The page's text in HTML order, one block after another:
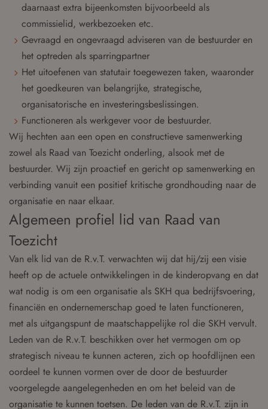
daarnaast extra bijeenkomsten bijvoorbeeld als
commissielid, werkbezoeken etc.
Gevraagd en ongevraagd adviseren van de bestuurder en
het optreden als sparringpartner
Het uitoefenen van statutair toegewezen taken, waaronder
het goedkeuren van belangrijke, strategische,
organisatorische en investeringsbeslissingen.
Functioneren als werkgever voor de bestuurder.
Wij hechten aan een open en constructieve samenwerking
zowel als Raad van Toezicht onderling, alsook met de
bestuurder. Wij zijn proactief en gericht op samenwerking en
verbinding vanuit een positief kritische grondhouding naar de
organisatie en naar elkaar.
Algemeen profiel lid van Raad van
Toezicht
Van elk lid van de R.v.T. verwachten wij dat hij/zij een visie
heeft op de actuele ontwikkelingen in de kinderopvang en dat
wat nodig is om een organisatie als SKH qua bedrijfsvoering,
financiën en ondernemerschap goed te laten functioneren,
met als uitgangspunt de maatschappelijke rol die SKH vervult.
Leden van de R.v.T. beschikken over het vermogen om op
strategisch niveau te kunnen acteren, zich op hoofdlijnen een
oordeel te kunnen vormen over de door de bestuurder
voorgelegde aangelegenheden en om het beleid van de
organisatie te kunnen toetsen. De leden van de R.v.T. zijn in